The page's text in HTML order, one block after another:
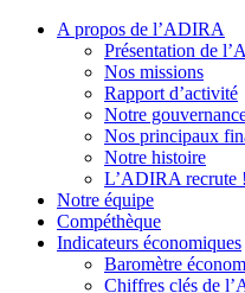
A propos de l’ADIRA
Présentation de
Nos missions
Rapport d’activité
Notre
Nos principaux
Notre histoire
L’ADIRA recrute !
Notre équipe
Compéthèque
Indicateurs économiques
Baromètre
Chiffres clés de